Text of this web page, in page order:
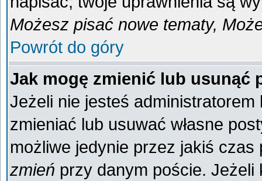
Możesz pisać nowe tematy,
Powrót do góry
Jak mogę zmienić lub usunąć
Jeżeli nie jesteś
zmieniać lub usuwać własne
możliwe jedynie przez jakiś
zmień przy danym poście. Jeżeli